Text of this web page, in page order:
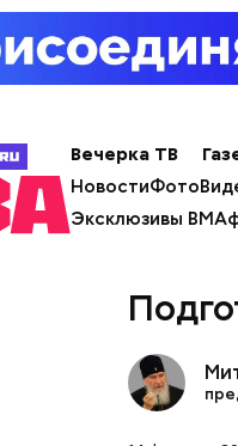
Вечерка ТВ
НовостиФото
Эксклюзивы ВМ